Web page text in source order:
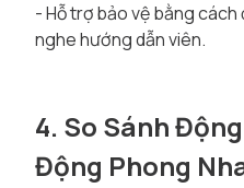
- Hỗ trợ bảo vệ bằng cách
nghe hướng dẫn viên.
4. So Sánh
Động Phong